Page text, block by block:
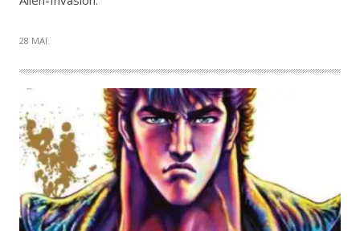
28 MAI